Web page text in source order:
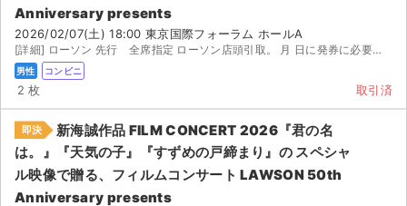
Anniversary presents
2026/02/07(土) 18:00 東京国際フォーラム ホールA
[詳細] ローソン 先行 全席指定 ローソン店頭引取。 月 日に発券に必要な番号をお知らせします。
男性 コンビニ
2 枚 取引済
即決
新海誠作品 FILM CONCERT 2026『君の名
は。』『天気の子』『すずめの戸締まり』の スペシャ
ル映像で贈る、フィルムコンサート LAWSON 50th
Anniversary presents